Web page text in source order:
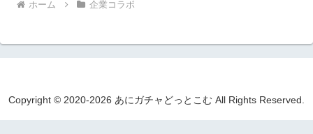
ホーム 企業コラボ
Copyright © 2020-2026 あにガチャどっとこむ All Rights Reserved.